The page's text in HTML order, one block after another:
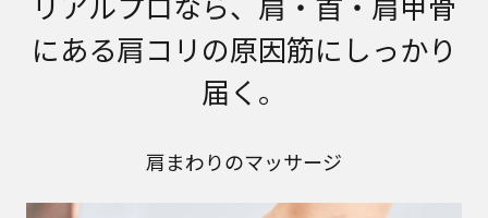
にある肩コリの原因筋にしっかり
届く。
肩まわりのマッサージ